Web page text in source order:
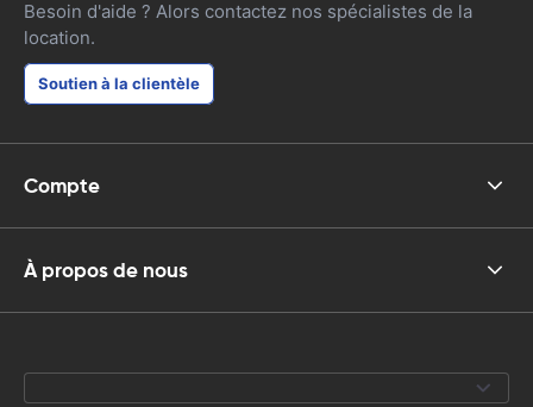
Besoin d'aide ? Alors contactez nos spécialistes de la
location.
Soutien à la clientèle
Compte
À propos de nous